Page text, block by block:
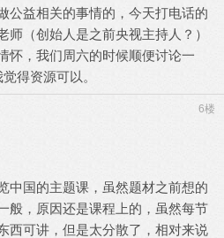
公益相关的事情的，今天打电话的
师（创始人是之前央视主持人？）
怀，我们周六的时候顺便讨论一
得资源可以。
6楼
中国的主题课，虽然题材之前想的
般，原因还是课程上的，虽然每节
西可讲，但是太分散了，相对来说